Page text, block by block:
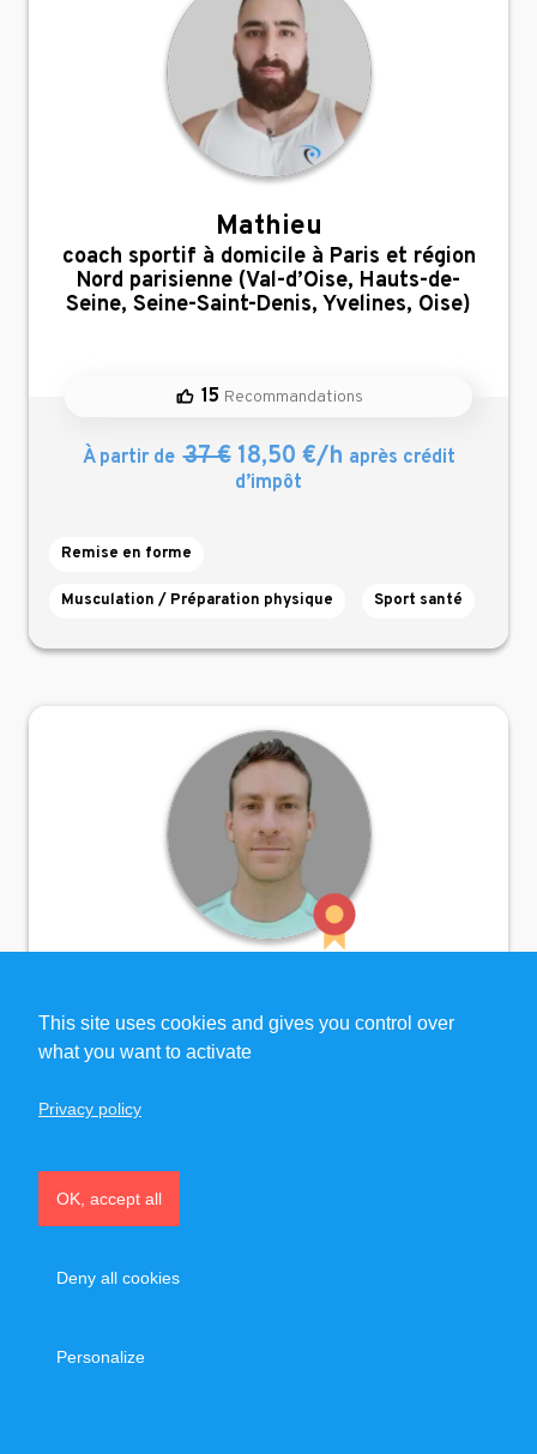
Mathieu
,
coach sportif à domicile à Paris et région
Nord parisienne (Val-d’Oise, Hauts-de-
Seine, Seine-Saint-Denis, Yvelines, Oise)
15 Recommandations
À partir de 37 €18,50 €/h après crédit
d’impôt
Remise en forme
Musculation / Préparation physique Sport santé
KEVIN
,
coach sportif à domicile à Paris et dans
l'ouest parisien
This site uses cookies and gives you control over
what you want to activate
OK, accept all
Deny all cookies
Personalize
Privacy policy